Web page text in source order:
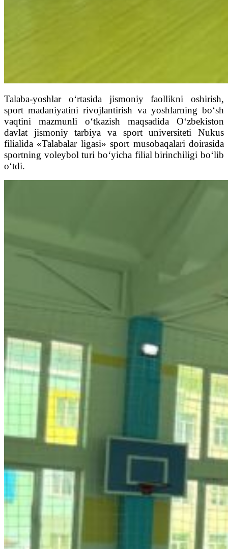
Talaba-yoshlar o‘rtasida jismoniy faollikni oshirish,
sport madaniyatini rivojlantirish va yoshlarning bo‘sh
vaqtini mazmunli o‘tkazish maqsadida O‘zbekiston
davlat jismoniy tarbiya va sport universiteti Nukus
filialida «Talabalar ligasi» sport musobaqalari doirasida
sportning voleybol turi bo‘yicha filial birinchiligi bo‘lib
o‘tdi.